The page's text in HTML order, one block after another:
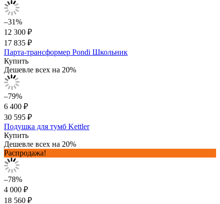
–31%
12 300 ₽
17 835 ₽
Парта-трансформер Pondi Школьник
Купить
Дешевле всех на 20%
–79%
6 400 ₽
30 595 ₽
Подушка для тумб Kettler
Купить
Дешевле всех на 20%
Распродажа!
–78%
4 000 ₽
18 560 ₽